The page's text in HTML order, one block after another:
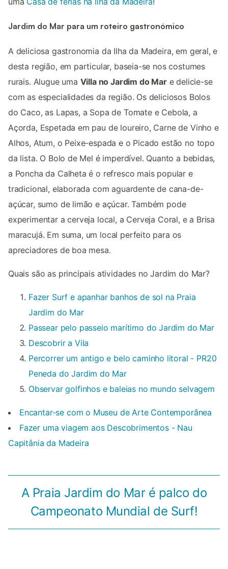
Jardim do Mar para um roteiro gastronómico
A deliciosa gastronomia da Ilha da Madeira, em geral, e
desta região, em particular, baseia-se nos costumes
rurais. Alugue uma Villa no Jardim do Mare delicie-se
com as especialidades da região. Os deliciosos Bolos
do Caco, as Lapas, a Sopa de Tomate e Cebola, a
Açorda, Espetada em pau de loureiro, Carne de Vinho e
Alhos, Atum, o Peixe-espada e o Picado estão no topo
da lista. O Bolo de Mel é imperdível. Quanto a bebidas,
a Poncha da Calheta é o refresco mais popular e
tradicional, elaborada com aguardente de cana-de-
açúcar, sumo de limão e açúcar. Também pode
experimentar a cerveja local, a Cerveja Coral, e a Brisa
maracujá. Em suma, um local perfeito para os
apreciadores de boa mesa.
Quais são as principais atividades no Jardim do Mar?
Fazer Surf e apanhar banhos de sol na Praia
Jardim do Mar
Passear pelo passeio marítimo do Jardim do Mar
Descobrir a Vila
Percorrer um antigo e belo caminho litoral - PR20
Peneda do Jardim do Mar
Observar golfinhos e baleias no mundo selvagem
Encantar-se com o Museu de Arte Contemporânea
Fazer uma viagem aos Descobrimentos - Nau
Capitânia da Madeira
A Praia Jardim do Mar é palco do
Campeonato Mundial de Surf!